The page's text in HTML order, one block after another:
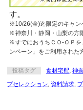
す。
※10/26(金)迄限定のキャン
※神奈川・静岡・山梨の方
※すでにおうちＣＯ-ＯＰを
ンペーン」をご利用された
投稿タグ 食材宅配 ,神
プセレクション 資料請求